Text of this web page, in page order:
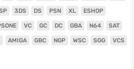
3DS DS PSN XL ESHOP
VC GC DC GBA N64 SAT
AMIGA GBC NGP WSC SGG VCS